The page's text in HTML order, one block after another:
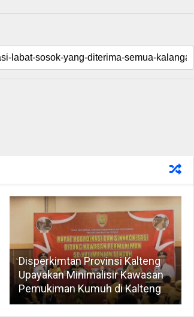
Disperkimtan Provinsi Kalteng
Upayakan Minimalisir Kawasan
Pemukiman Kumuh di Kalteng